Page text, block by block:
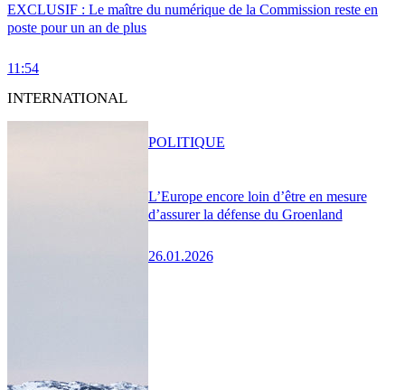
EXCLUSIF : Le maître du numérique de la Commission reste en
poste pour un an de plus
11:54
INTERNATIONAL
L’Europe encore loin d’être en mesure
d’assurer la défense du Groenland
26.01.2026
POLITIQUE